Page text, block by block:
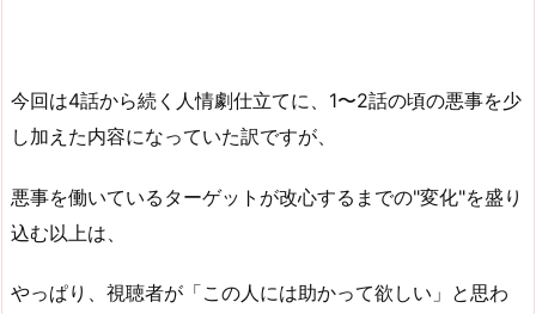
今回は4話から続く人情劇仕立てに、1〜2話の頃の悪事を少
し加えた内容になっていた訳ですが、
悪事を働いているターゲットが改心するまでの"変化"を盛り
込む以上は、
やっぱり、視聴者が「この人には助かって欲しい」と思わ